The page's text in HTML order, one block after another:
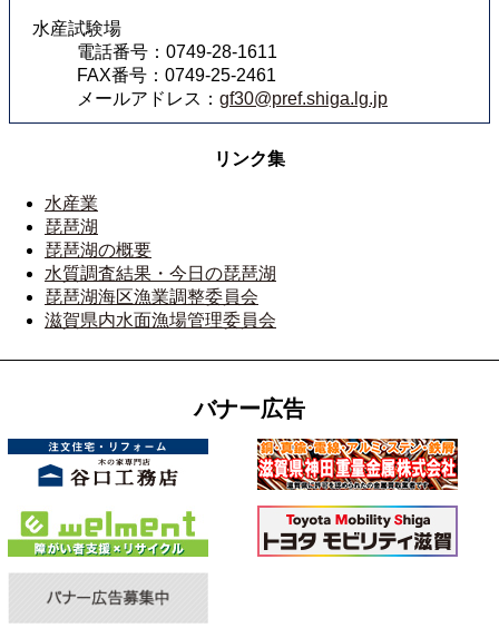
水産試験場
電話番号：0749-28-1611
FAX番号：0749-25-2461
メールアドレス： gf30@pref.shiga.lg.jp
リンク集
水産業
琵琶湖
琵琶湖の概要
水質調査結果・今日の琵琶湖
琵琶湖海区漁業調整委員会
滋賀県内水面漁場管理委員会
バナー広告